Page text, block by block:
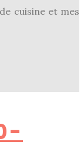
cuisine et mes